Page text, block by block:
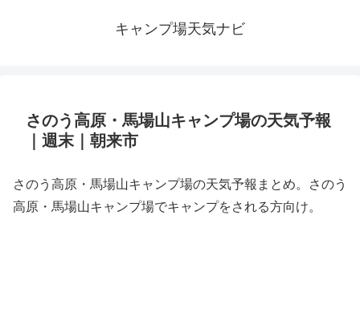
キャンプ場天気ナビ
さのう高原・馬場山キャンプ場の天気予報
｜週末｜朝来市
さのう高原・馬場山キャンプ場の天気予報まとめ。さのう
高原・馬場山キャンプ場でキャンプをされる方向け。